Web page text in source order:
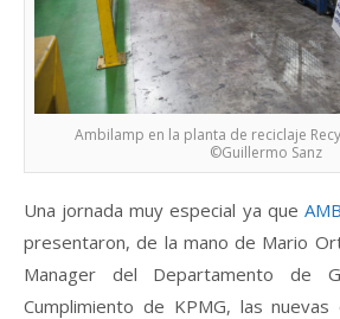
Ambilamp en la planta de reciclaje
©Guillermo Sanz
Una jornada muy especial ya que
presentaron, de la mano de Mario
Manager del Departamento de
Cumplimiento de KPMG, las nuevas